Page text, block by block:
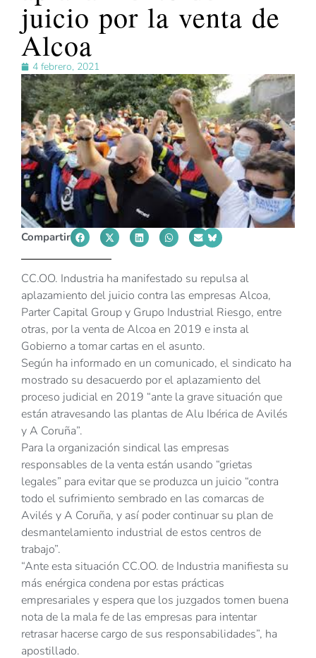
juicio por la venta de
Alcoa
4 febrero, 2021
Compartir
CC.OO. Industria ha manifestado su repulsa al
aplazamiento del juicio contra las empresas Alcoa,
Parter Capital Group y Grupo Industrial Riesgo, entre
otras, por la venta de Alcoa en 2019 e insta al
Gobierno a tomar cartas en el asunto.
Según ha informado en un comunicado, el sindicato ha
mostrado su desacuerdo por el aplazamiento del
proceso judicial en 2019 “ante la grave situación que
están atravesando las plantas de Alu Ibérica de Avilés
y A Coruña”.
Para la organización sindical las empresas
responsables de la venta están usando “grietas
legales” para evitar que se produzca un juicio “contra
todo el sufrimiento sembrado en las comarcas de
Avilés y A Coruña, y así poder continuar su plan de
desmantelamiento industrial de estos centros de
trabajo”.
“Ante esta situación CC.OO. de Industria manifiesta su
más enérgica condena por estas prácticas
empresariales y espera que los juzgados tomen buena
nota de la mala fe de las empresas para intentar
retrasar hacerse cargo de sus responsabilidades”, ha
apostillado.